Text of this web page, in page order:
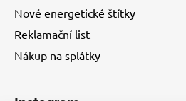
Nové energetické štítky
Reklamační list
Nákup na splátky